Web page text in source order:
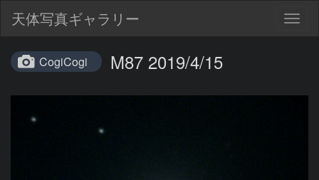
天体写真ギャラリー
CogiCogi M87 2019/4/15